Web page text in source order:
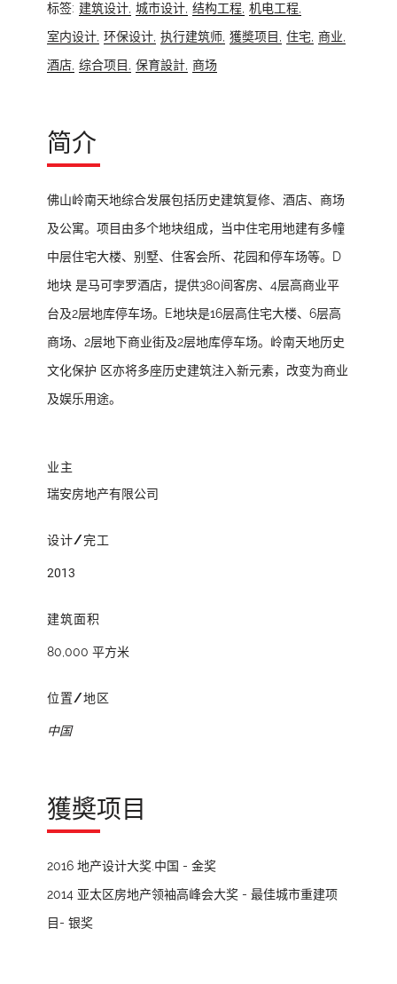
标签: 建筑设计, 城市设计, 结构工程, 机电工程,
室内设计, 环保设计, 执行建筑师, 獲奬项目, 住宅, 商业,
酒店, 综合项目, 保育設計, 商场
简介
佛山岭南天地综合发展包括历史建筑复修、酒店、商场
及公寓。项目由多个地块组成，当中住宅用地建有多幢
中层住宅大楼、别墅、住客会所、花园和停车场等。D
地块 是马可孛罗酒店，提供380间客房、4层高商业平
台及2层地库停车场。E地块是16层高住宅大楼、6层高
商场、2层地下商业街及2层地库停车场。岭南天地历史
文化保护 区亦将多座历史建筑注入新元素，改变为商业
及娱乐用途。
业主
瑞安房地产有限公司
设计/完工
2013
建筑面积
80,000 平方米
位置/地区
中国
獲奬项目
2016 地产设计大奖.中国 - 金奖
2014 亚太区房地产领袖高峰会大奖 - 最佳城市重建项
目- 银奖